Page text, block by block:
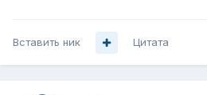
Вставить ник Цитата